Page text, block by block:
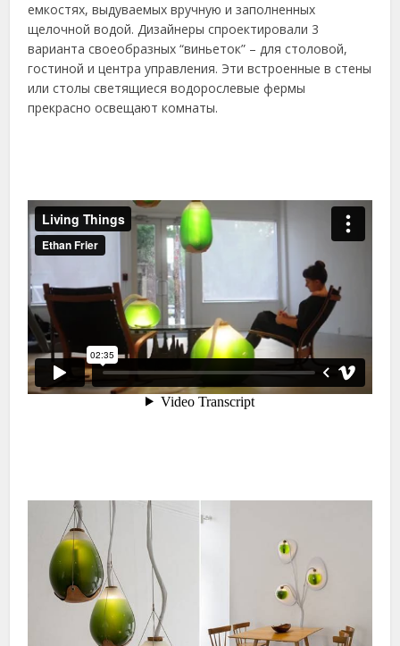
емкостях, выдуваемых вручную и заполненных
щелочной водой. Дизайнеры спроектировали 3
варианта своеобразных “виньеток” – для столовой,
гостиной и центра управления. Эти встроенные в стены
или столы светящиеся водорослевые фермы
прекрасно освещают комнаты.